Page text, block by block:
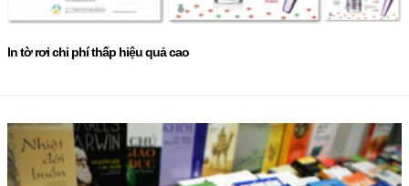
In tờ rơi chi phí thấp hiệu quả cao